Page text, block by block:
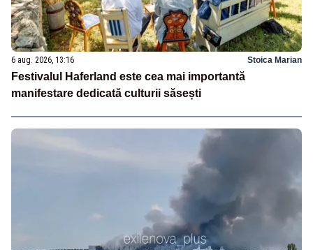
6 aug. 2026, 13:16 Stoica Marian
Festivalul Haferland este cea mai importantă
manifestare dedicată culturii săsești